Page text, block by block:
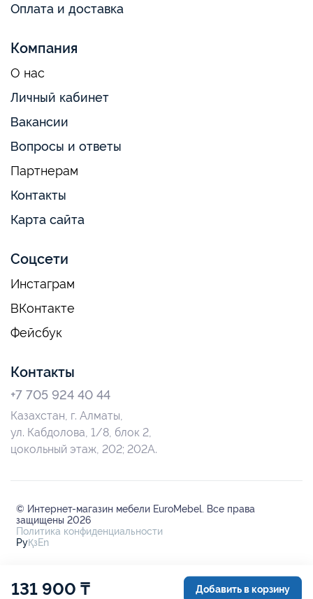
Оплата и доставка
Компания
О нас
Личный кабинет
Вакансии
Вопросы и ответы
Партнерам
Контакты
Карта сайта
Соцсети
Инстаграм
ВКонтакте
Фейсбук
Контакты
+7 705 924 40 44
Казахстан, г. Алматы,
ул. Кабдолова, 1/8, блок 2,
цокольный этаж, 202; 202А.
© Интернет-магазин мебели EuroMebel. Все права
защищены 2026
Политика конфиденциальности
РуҚзEn
131 900 ₸ Добавить в корзину